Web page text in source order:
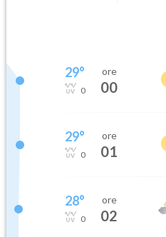
29°
0
ore
00
29°
0
ore
01
28°
0
ore
02